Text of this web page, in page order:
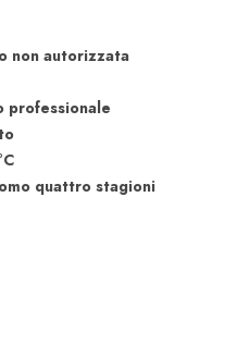
non autorizzata
professionale
quattro stagioni